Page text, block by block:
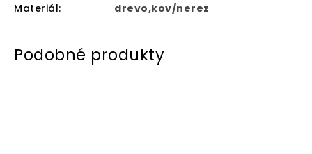
Materiál: drevo,kov/nerez